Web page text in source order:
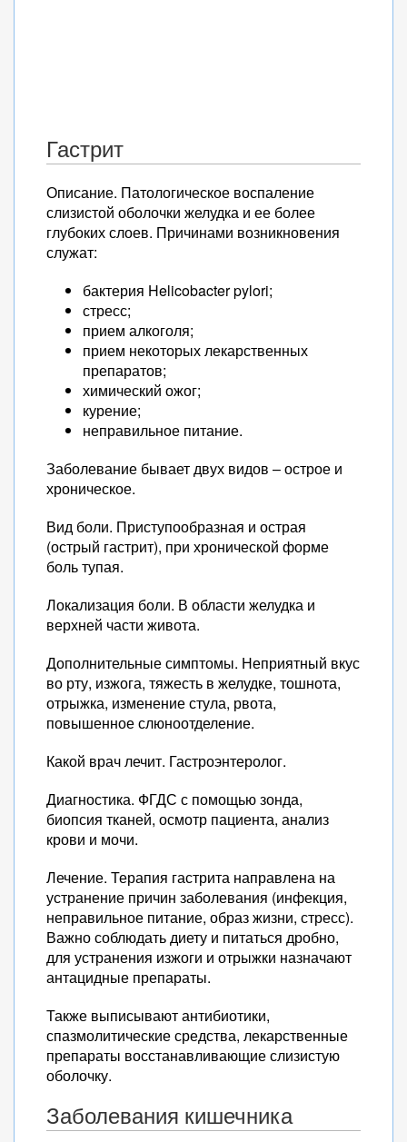
Гастрит
Описание. Патологическое воспаление
слизистой оболочки желудка и ее более
глубоких слоев. Причинами возникновения
служат:
бактерия Helicobacter pylori;
стресс;
прием алкоголя;
прием некоторых лекарственных
препаратов;
химический ожог;
курение;
неправильное питание.
Заболевание бывает двух видов – острое и
хроническое.
Вид боли. Приступообразная и острая
(острый гастрит), при хронической форме
боль тупая.
Локализация боли. В области желудка и
верхней части живота.
Дополнительные симптомы. Неприятный вкус
во рту, изжога, тяжесть в желудке, тошнота,
отрыжка, изменение стула, рвота,
повышенное слюноотделение.
Какой врач лечит. Гастроэнтеролог.
Диагностика. ФГДС с помощью зонда,
биопсия тканей, осмотр пациента, анализ
крови и мочи.
Лечение. Терапия гастрита направлена на
устранение причин заболевания (инфекция,
неправильное питание, образ жизни, стресс).
Важно соблюдать диету и питаться дробно,
для устранения изжоги и отрыжки назначают
антацидные препараты.
Также выписывают антибиотики,
спазмолитические средства, лекарственные
препараты восстанавливающие слизистую
оболочку.
Заболевания кишечника